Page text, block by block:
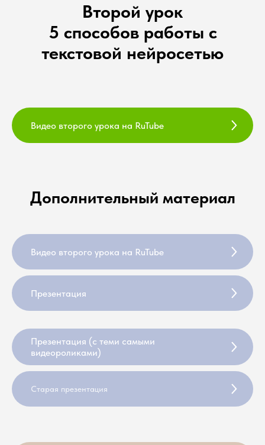
Второй урок
5 способов работы с
текстовой нейросетью
Видео второго урока на RuTube
Дополнительный материал
Видео второго урока на RuTube
Презентация
Презентация (с теми самыми
видеороликами)
Старая презентация